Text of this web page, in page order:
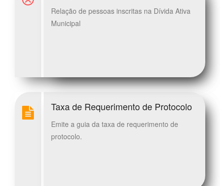
Relação de pessoas inscritas na Dívida Ativa
Municipal
Taxa de Requerimento de Protocolo
Emite a guia da taxa de requerimento de
protocolo.